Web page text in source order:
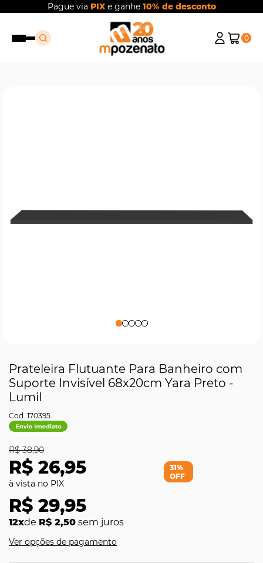
Pague via PIXe ganhe 10% de desconto
0
Prateleira Flutuante Para Banheiro com
Suporte Invisível 68x20cm Yara Preto -
Lumil
170395
R$ 26,95
R$ 38,90
R$ 29,95
12xde R$ 2,50 sem juros
31%
OFF
Ver opções de pagamento